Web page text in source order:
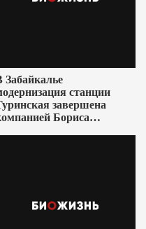
Забайкалье
станции
завершена
Бориса